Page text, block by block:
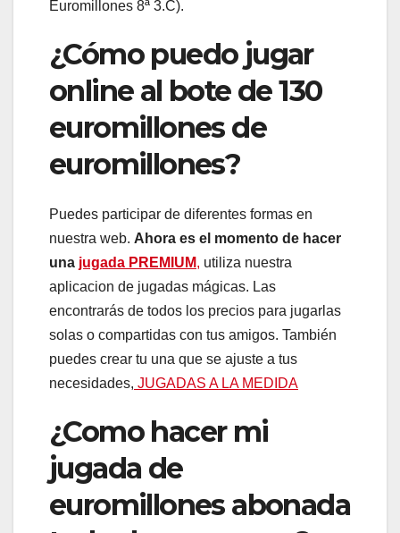
Euromillones 8ª 3.C).
¿Cómo puedo jugar
online al bote de 130
euromillones de
euromillones?
Puedes participar de diferentes formas en
nuestra web. Ahora es el momento de hacer
una jugada PREMIUM, utiliza nuestra
aplicacion de jugadas mágicas. Las
encontrarás de todos los precios para jugarlas
solas o compartidas con tus amigos. También
puedes crear tu una que se ajuste a tus
necesidades, JUGADAS A LA MEDIDA
¿Como hacer mi
jugada de
euromillones abonada